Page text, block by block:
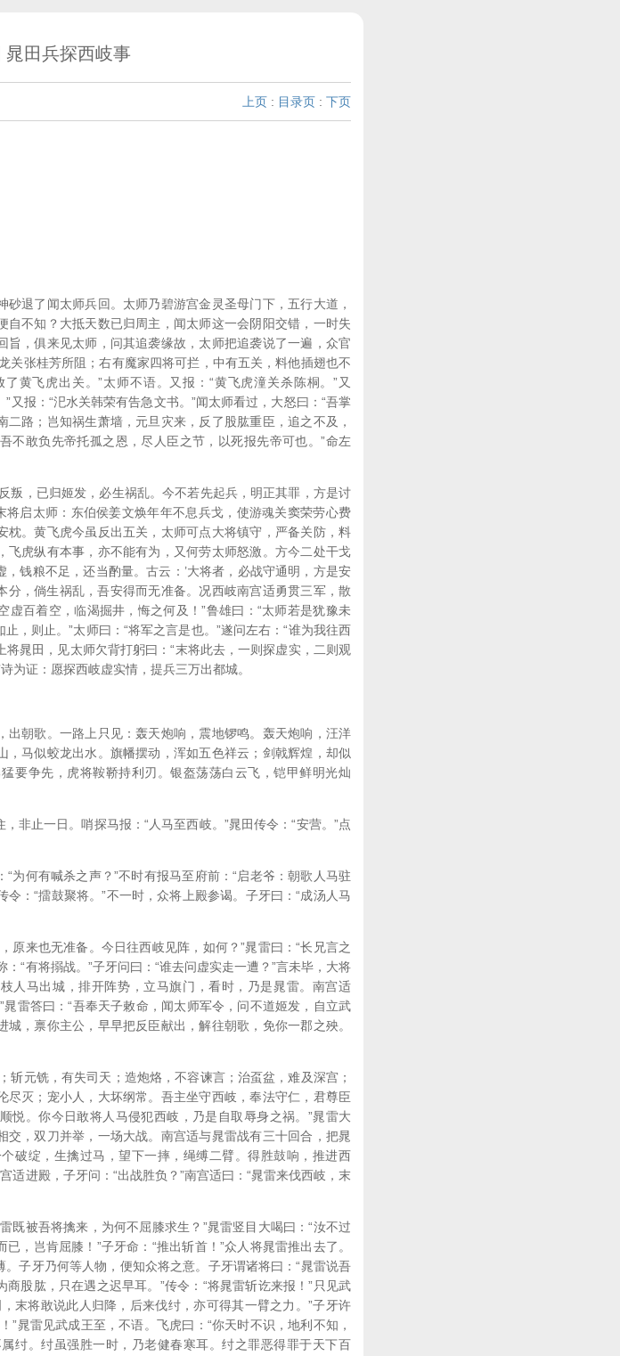
晁田兵探西岐事
上页 : 目录页 : 下页
退了闻太师兵回。太师乃碧游宫金灵圣母门下，五行大道，
不知？大抵天数已归周主，闻太师这一会阴阳交错，一时失
，俱来见太师，问其追袭缘故，太师把追袭说了一遍，众官
关张桂芳所阻；右有魔家四将可拦，中有五关，料他插翅也不
黄飞虎出关。”太师不语。又报：“黄飞虎潼关杀陈桐。”又
又报：“汜水关韩荣有告急文书。”闻太师看过，大怒曰：“吾掌
路；岂知祸生萧墙，元旦灾来，反了股肱重臣，追之不及，
不敢负先帝托孤之恩，尽人臣之节，以死报先帝可也。”命左
叛，已归姬发，必生祸乱。今不若先起兵，明正其罪，方是讨
启太师：东伯侯姜文焕年年不息兵戈，使游魂关窦荣劳心费
。黄飞虎今虽反出五关，太师可点大将镇守，严备关防，料
虎纵有本事，亦不能有为，又何劳太师怒激。方今二处干戈
钱粮不足，还当酌量。古云：’大将者，必战守通明，方是安
分，倘生祸乱，吾安得而无准备。况西岐南宫适勇贯三军，散
百着空，临渴掘井，悔之何及！”鲁雄曰：“太师若是犹豫未
，则止。”太师曰：“将军之言是也。”遂问左右：“谁为我往西
晁田，见太师欠背打躬曰：“末将此去，一则探虚实，二则观
为证：愿探西岐虚实情，提兵三万出都城。
朝歌。一路上只见：轰天炮响，震地锣鸣。轰天炮响，汪洋
马似蛟龙出水。旗幡摆动，浑如五色祥云；剑戟辉煌，却似
要争先，虎将鞍鞒持利刃。银盔荡荡白云飞，铠甲鲜明光灿
非止一日。哨探马报：“人马至西岐。”晁田传令：“安营。”点
为何有喊杀之声？”不时有报马至府前：“启老爷：朝歌人马驻
：“擂鼓聚将。”不一时，众将上殿参谒。子牙曰：“成汤人马
原来也无准备。今日往西岐见阵，如何？”晁雷曰：“长兄言之
“有将搦战。”子牙问曰：“谁去问虚实走一遭？”言未毕，大将
人马出城，排开阵势，立马旗门，看时，乃是晁雷。南宫适
雷答曰：“吾奉天子敕命，闻太师军令，问不道姬发，自立武
，禀你主公，早早把反臣献出，解往朝歌，免你一郡之殃。
元铣，有失司天；造炮烙，不容谏言；治虿盆，难及深宫；
灭；宠小人，大坏纲常。吾主坐守西岐，奉法守仁，君尊臣
悦。你今日敢将人马侵犯西岐，乃是自取辱身之祸。”晁雷大
，双刀并举，一场大战。南宫适与晁雷战有三十回合，把晁
破绽，生擒过马，望下一摔，绳缚二臂。得胜鼓响，推进西
适进殿，子牙问：“出战胜负？”南宫适曰：“晁雷来伐西岐，末
既被吾将擒来，为何不屈膝求生？”晁雷竖目大喝曰：“汝不过
，岂肯屈膝！”子牙命：“推出斩首！”众人将晁雷推出去了。
子牙乃何等人物，便知众将之意。子牙谓诸将曰：“晁雷说吾
股肱，只在遇之迟早耳。”传令：“将晁雷斩讫来报！”只见武
末将敢说此人归降，后来伐纣，亦可得其一臂之力。”子牙许
晁雷见武成王至，不语。飞虎曰：“你天时不识，地利不知，
纣。纣虽强胜一时，乃老健春寒耳。纣之罪恶得罪于天下百